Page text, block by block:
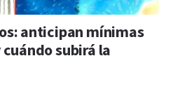
anticipan mínimas
subirá la